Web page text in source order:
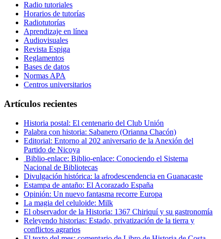
Radio tutoriales
Horarios de tutorías
Radiotutorías
Aprendizaje en línea
Audiovisuales
Revista Espiga
Reglamentos
Bases de datos
Normas APA
Centros universitarios
Artículos recientes
Historia postal: El centenario del Club Unión
Palabra con historia: Sabanero (Orianna Chacón)
Editorial: Entorno al 202 aniversario de la Anexión del
Partido de Nicoya
Biblio-enlace: Biblio-enlace: Conociendo el Sistema
Nacional de Bibliotecas
Divulgación histórica: la afrodescendencia en Guanacaste
Estampa de antaño: El Acorazado España
Opinión: Un nuevo fantasma recorre Europa
La magia del celuloide: Milk
El observador de la Historia: 1367 Chiriquí y su gastronomía
Releyendo historias: Estado, privatización de la tierra y
conflictos agrarios